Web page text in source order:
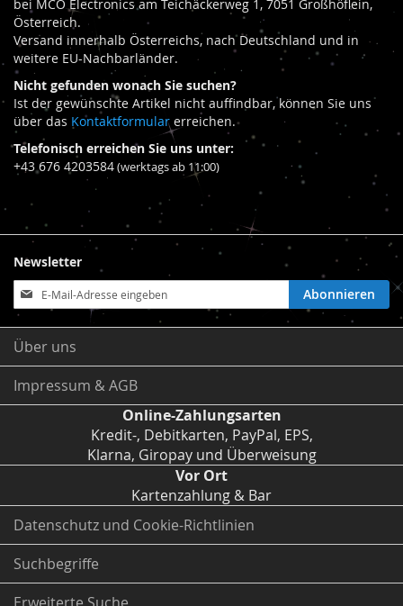
bei MCO Electronics am Teichäckerweg 1, 7051 Großhöflein,
Österreich.
Versand innerhalb Österreichs, nach Deutschland und in
weitere EU-Nachbarländer.
Nicht gefunden wonach Sie suchen?
Ist der gewünschte Artikel nicht auffindbar, können Sie uns
über das Kontaktformular erreichen.
Telefonisch erreichen Sie uns unter:
+43 676 4203584(werktags ab 11:00)
Newsletter
Anmeldung
zum
Newsletter:
Abonnieren
Über uns
Impressum & AGB
Online-Zahlungsarten
Kredit-, Debitkarten, PayPal, EPS,
Klarna, Giropay und Überweisung
Vor Ort
Kartenzahlung & Bar
Datenschutz und Cookie-Richtlinien
Suchbegriffe